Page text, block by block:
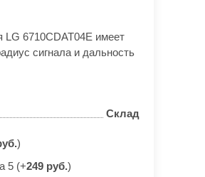
LG 6710CDAT04E имеет
сигнала и дальность
Склад
)
5 (+249 руб.)